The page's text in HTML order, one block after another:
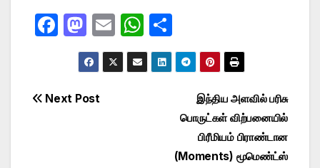
F
e
M
a
st
o
E
m
ail
W
h
at
h
ar
Post
இந்திய அளவில் பரிசு
பொருட்கள் விற்பனையில்
பிரீமியம் பிராண்டான
(Moments) மூமெண்ட்ஸ்
Next Post